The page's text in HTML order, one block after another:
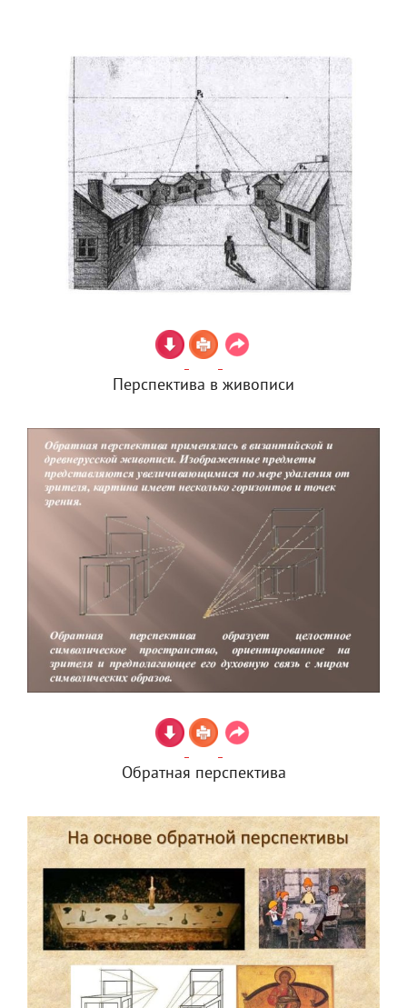
Перспектива в живописи
Обратная перспектива